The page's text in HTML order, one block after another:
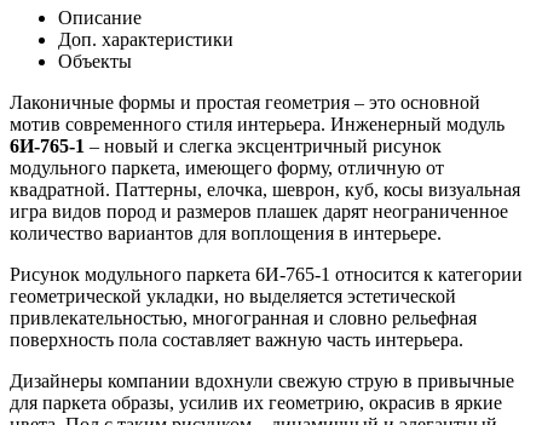
Описание
Доп. характеристики
Объекты
Лаконичные формы и простая геометрия – это основной
мотив современного стиля интерьера. Инженерный модуль
6И-765-1 – новый и слегка эксцентричный рисунок
модульного паркета, имеющего форму, отличную от
квадратной. Паттерны, елочка, шеврон, куб, косы визуальная
игра видов пород и размеров плашек дарят неограниченное
количество вариантов для воплощения в интерьере.
Рисунок модульного паркета 6И-765-1 относится к категории
геометрической укладки, но выделяется эстетической
привлекательностью, многогранная и словно рельефная
поверхность пола составляет важную часть интерьера.
Дизайнеры компании вдохнули свежую струю в привычные
для паркета образы, усилив их геометрию, окрасив в яркие